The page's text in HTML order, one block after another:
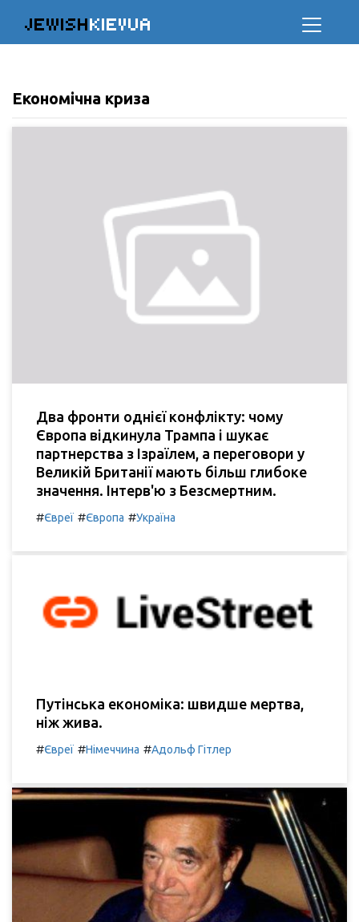
JEWISHKIEVUA
Економічна криза
Два фронти однієї конфлікту: чому
Європа відкинула Трампа і шукає
партнерства з Ізраїлем, а переговори у
Великій Британії мають більш глибоке
значення. Інтерв'ю з Безсмертним.
#Євреї #Європа #Україна
Путінська економіка: швидше мертва,
ніж жива.
#Євреї #Німеччина #Адольф Гітлер